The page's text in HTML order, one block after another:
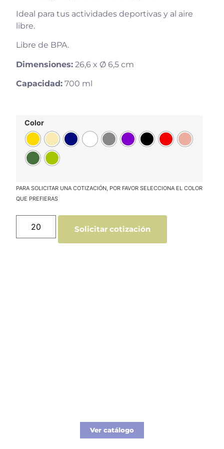
Ideal para tus actividades deportivas y al aire
libre.
Libre de BPA.
Dimensiones: 26,6 x Ø 6,5 cm
Capacidad: 700 ml
Color
Solicitar cotización
Ver catálogo